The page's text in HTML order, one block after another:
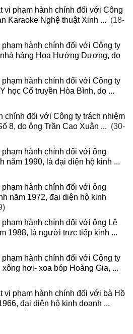
vi phạm hành chính đối với Công
Karaoke Nghệ thuật Xinh ... (18-
hành chính đối với Công ty
hàng Hoa Hướng Dương, do
hành chính đối với Công ty
học Cổ truyền Hòa Bình, do ...
chính đối với Công ty trách nhiệm
8, do ông Trần Cao Xuân ... (30-
hành chính đối với ông
năm 1990, là đại diện hộ kinh ...
hành chính đối với ông
năm 1972, đại diện hộ kinh
hành chính đối với ông Lê
1988, là người trực tiếp kinh ...
hành chính đối với Công ty
hơi- xoa bóp Hoàng Gia, ...
vi phạm hành chính đối với bà Hồ
đại diện hộ kinh doanh ...